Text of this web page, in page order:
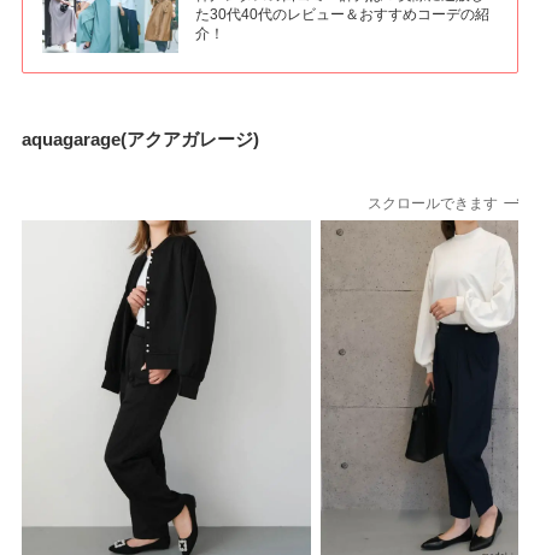
た30代40代のレビュー＆おすすめコーデの紹
介！
aquagarage(アクアガレージ)
スクロールできます